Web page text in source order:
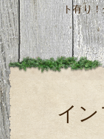
ト有り
イ